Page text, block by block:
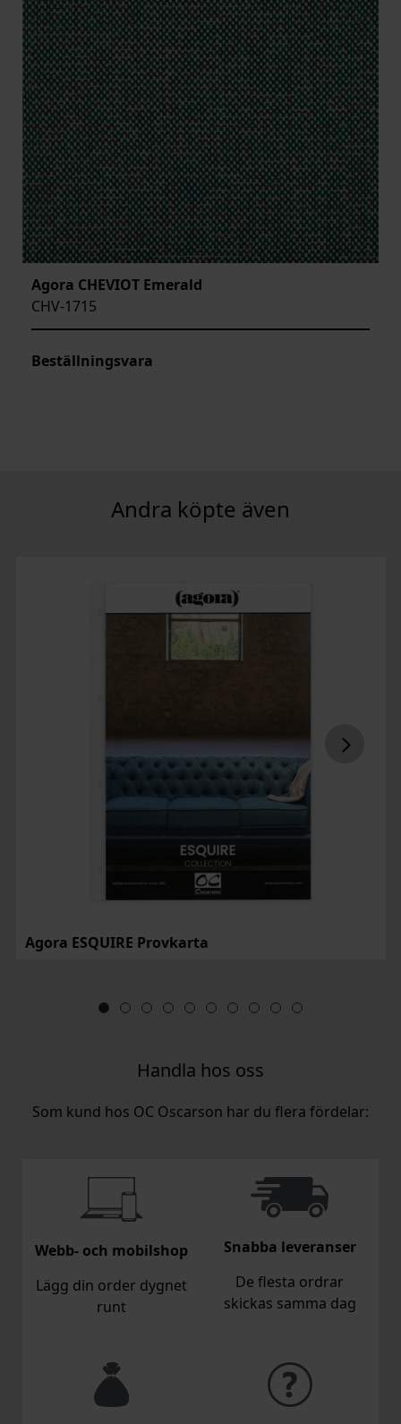
Agora CHEVIOT Emerald
CHV-1715
Beställningsvara
Agora ESQUIRE Provkarta
Handla hos oss
Som kund hos OC Oscarson har du flera fördelar:
Webb- och mobilshop
Lägg din order dygnet
runt
Snabba leveranser
De flesta ordrar
skickas samma dag